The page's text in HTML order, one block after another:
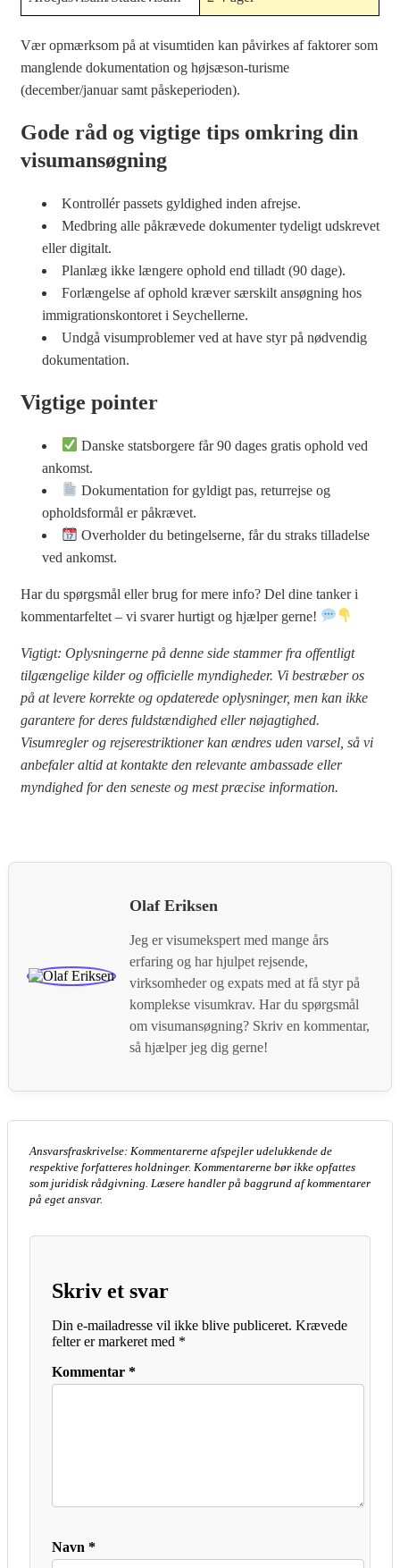
Vær opmærksom på at visumtiden kan påvirkes af faktorer som
manglende dokumentation og højsæson-turisme
(december/januar samt påskeperioden).
Gode råd og vigtige tips omkring din
visumansøgning
Kontrollér passets gyldighed inden afrejse.
Medbring alle påkrævede dokumenter tydeligt udskrevet
eller digitalt.
Planlæg ikke længere ophold end tilladt (90 dage).
Forlængelse af ophold kræver særskilt ansøgning hos
immigrationskontoret i Seychellerne.
Undgå visumproblemer ved at have styr på nødvendig
dokumentation.
Vigtige pointer
Danske statsborgere får 90 dages gratis ophold ved
ankomst.
Dokumentation for gyldigt pas, returrejse og
opholdsformål er påkrævet.
Overholder du betingelserne, får du straks tilladelse
ved ankomst.
Har du spørgsmål eller brug for mere info? Del dine tanker i
kommentarfeltet – vi svarer hurtigt og hjælper gerne!
Vigtigt: Oplysningerne på denne side stammer fra offentligt
tilgængelige kilder og officielle myndigheder. Vi bestræber os
på at levere korrekte og opdaterede oplysninger, men kan ikke
garantere for deres fuldstændighed eller nøjagtighed.
Visumregler og rejserestriktioner kan ændres uden varsel, så vi
anbefaler altid at kontakte den relevante ambassade eller
myndighed for den seneste og mest præcise information.
Olaf Eriksen
Jeg er visumekspert med mange års
erfaring og har hjulpet rejsende,
virksomheder og expats med at få styr på
komplekse visumkrav. Har du spørgsmål
om visumansøgning? Skriv en kommentar,
så hjælper jeg dig gerne!
Skriv et svar
Din e-mailadresse vil ikke blive publiceret. Krævede
felter er markeret med *
Kommentar *
Navn *
Ansvarsfraskrivelse: Kommentarerne afspejler udelukkende de
respektive forfatteres holdninger. Kommentarerne bør ikke opfattes
som juridisk rådgivning. Læsere handler på baggrund af kommentarer
på eget ansvar.